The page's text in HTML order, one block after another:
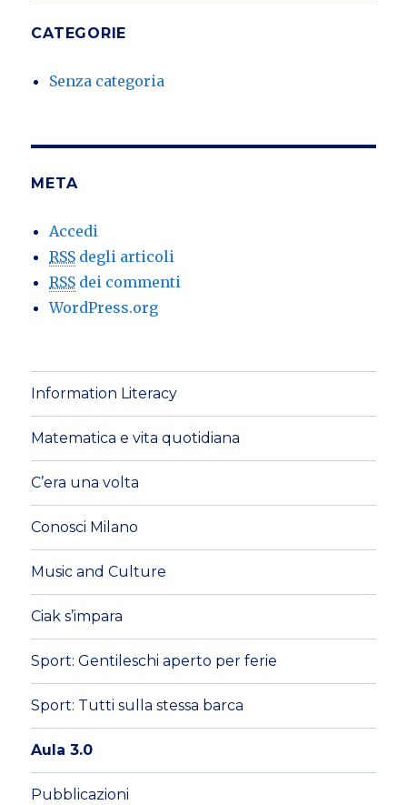
CATEGORIE
Senza categoria
META
Accedi
RSS degli articoli
RSS dei commenti
WordPress.org
Information Literacy
Matematica e vita quotidiana
C’era una volta
Conosci Milano
Music and Culture
Ciak s’impara
Sport: Gentileschi aperto per ferie
Sport: Tutti sulla stessa barca
Aula 3.0
Pubblicazioni